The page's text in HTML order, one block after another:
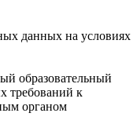
данных на условиях
образовательный
требований к
органом